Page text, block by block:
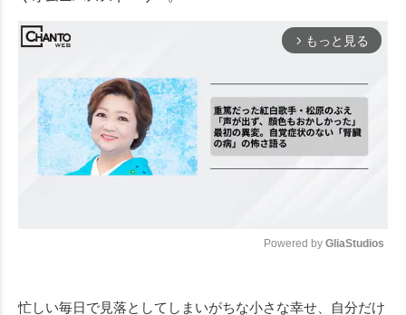
arrow_forward_ios もっと見る
Powered by GliaStudios
忙しい毎日で見落としてしまいがちな小さな幸せ、自分だけ